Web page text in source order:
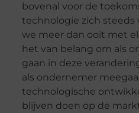
bovenal voor de
technologie zich
we meer dan ooit met
het van belang om als
gaan in deze
als ondernemer
technologische
blijven doen op de